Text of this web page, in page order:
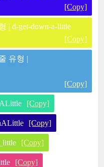
[Copy]
| d-get-down-a-little
[Copy]
유형 |
[Copy]
[Copy]
[Copy]
[Copy]
[Copy]